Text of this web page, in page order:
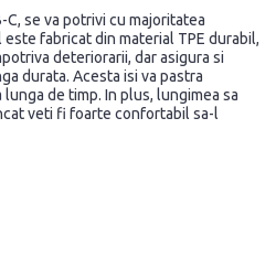
C, se va potrivi cu majoritatea
fabricat din material TPE durabil,
deteriorarii, dar asigura si
durata. Acesta isi va pastra
de timp. In plus, lungimea sa
veti fi foarte confortabil sa-l